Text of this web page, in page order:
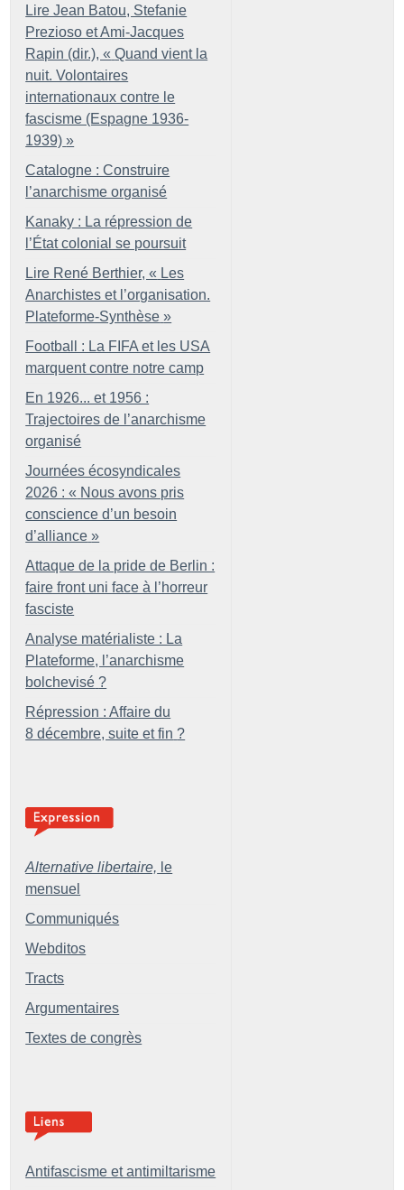
Lire Jean Batou, Stefanie
Prezioso et Ami-Jacques
Rapin (dir.), « Quand vient la
nuit. Volontaires
internationaux contre le
fascisme (Espagne 1936-
1939) »
Catalogne : Construire
l’anarchisme organisé
Kanaky : La répression de
l’État colonial se poursuit
Lire René Berthier, « Les
Anarchistes et l’organisation.
Plateforme-Synthèse »
Football : La FIFA et les USA
marquent contre notre camp
En 1926... et 1956 :
Trajectoires de l’anarchisme
organisé
Journées écosyndicales
2026 : « Nous avons pris
conscience d’un besoin
d’alliance »
Attaque de la pride de Berlin :
faire front uni face à l’horreur
fasciste
Analyse matérialiste : La
Plateforme, l’anarchisme
bolchevisé ?
Répression : Affaire du
8 décembre, suite et fin ?
Alternative libertaire, le
mensuel
Communiqués
Webditos
Tracts
Argumentaires
Textes de congrès
Antifascisme et antimiltarisme